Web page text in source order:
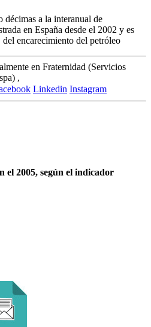
décimas a la interanual de
en España desde el 2002 y es
encarecimiento del petróleo
en Fraternidad (Servicios
,
Linkedin Instagram
el 2005, según el indicador